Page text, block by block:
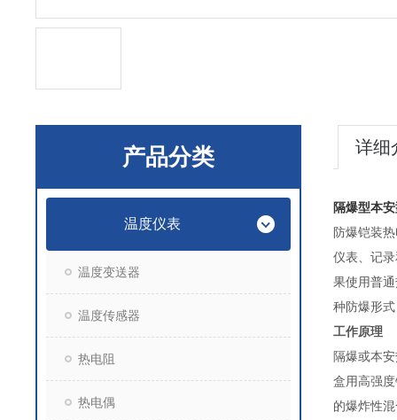
产品分类
温度仪表
温度变送器
温度传感器
热电阻
热电偶
详细
隔爆型本
防爆铠装
仪表、记
果使用普
种防爆形
工作原理
隔爆或本
盒用高强
的爆炸性